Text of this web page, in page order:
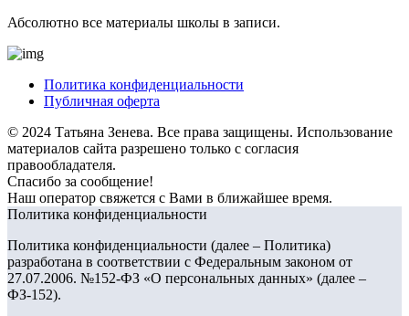
Абсолютно все материалы школы в записи.
Политика конфиденциальности
Публичная оферта
© 2024 Татьяна Зенева. Все права защищены. Использование
материалов сайта разрешено только с согласия
правообладателя.
Спасибо за сообщение!
Наш оператор свяжется с Вами в ближайшее время.
Политика конфиденциальности
Политика конфиденциальности (далее – Политика)
разработана в соответствии с Федеральным законом от
27.07.2006. №152-ФЗ «О персональных данных» (далее –
ФЗ-152).